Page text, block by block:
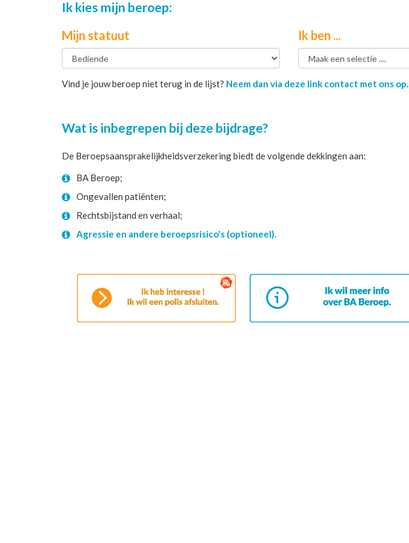
Ik kies mijn beroep:
Mijn statuut Ik ben ...
Vind je jouw beroep niet terug in de lijst? Neem dan via deze link contact met ons op.
Wat is inbegrepen bij deze bijdrage?
De Beroepsaansprakelijkheidsverzekering biedt de volgende dekkingen aan:
BA Beroep;
Ongevallen patiënten;
Rechtsbijstand en verhaal;
Agressie en andere beroepsrisico's (optioneel).